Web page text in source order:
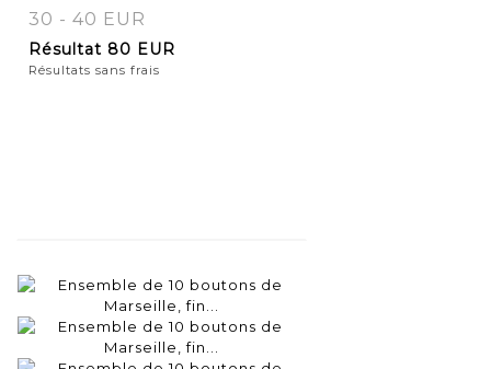
30 - 40 EUR
Résultat 80 EUR
Résultats sans frais